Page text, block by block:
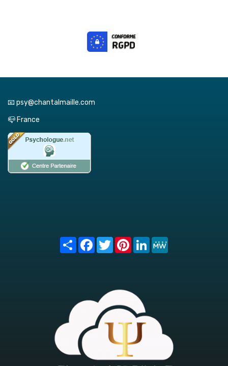
📧 psy@chantalmaille.com
📪 France
Share FacebookTwitterPinterest
LinkedIn